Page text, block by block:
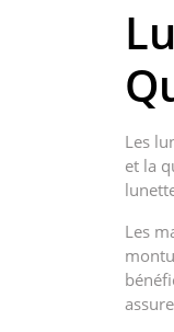
Les
et la
Les